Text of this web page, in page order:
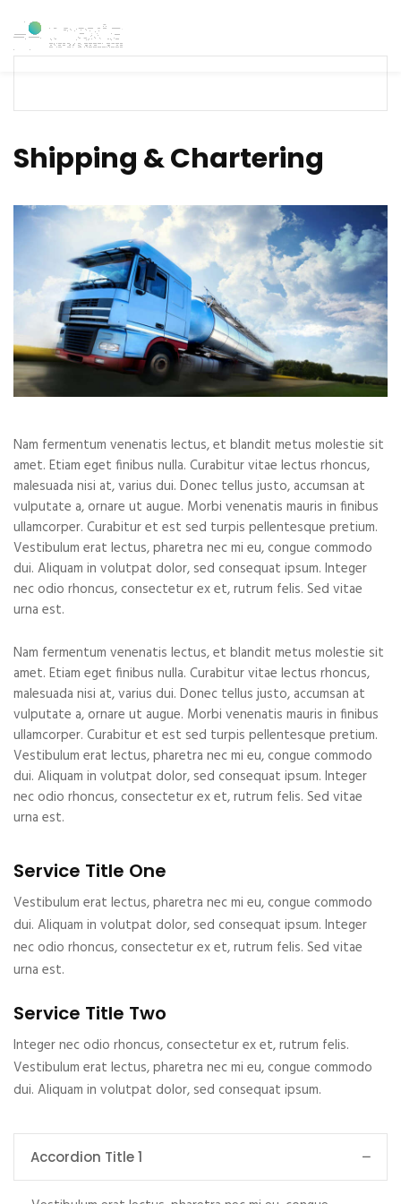
Shipping & Chartering
Nam fermentum venenatis lectus, et blandit metus molestie sit
amet. Etiam eget finibus nulla. Curabitur vitae lectus rhoncus,
malesuada nisi at, varius dui. Donec tellus justo, accumsan at
vulputate a, ornare ut augue. Morbi venenatis mauris in finibus
ullamcorper. Curabitur et est sed turpis pellentesque pretium.
Vestibulum erat lectus, pharetra nec mi eu, congue commodo
dui. Aliquam in volutpat dolor, sed consequat ipsum. Integer
nec odio rhoncus, consectetur ex et, rutrum felis. Sed vitae
urna est.
Nam fermentum venenatis lectus, et blandit metus molestie sit
amet. Etiam eget finibus nulla. Curabitur vitae lectus rhoncus,
malesuada nisi at, varius dui. Donec tellus justo, accumsan at
vulputate a, ornare ut augue. Morbi venenatis mauris in finibus
ullamcorper. Curabitur et est sed turpis pellentesque pretium.
Vestibulum erat lectus, pharetra nec mi eu, congue commodo
dui. Aliquam in volutpat dolor, sed consequat ipsum. Integer
nec odio rhoncus, consectetur ex et, rutrum felis. Sed vitae
urna est.
Service Title One
Vestibulum erat lectus, pharetra nec mi eu, congue commodo
dui. Aliquam in volutpat dolor, sed consequat ipsum. Integer
nec odio rhoncus, consectetur ex et, rutrum felis. Sed vitae
urna est.
Service Title Two
Integer nec odio rhoncus, consectetur ex et, rutrum felis.
Vestibulum erat lectus, pharetra nec mi eu, congue commodo
dui. Aliquam in volutpat dolor, sed consequat ipsum.
Accordion Title 1